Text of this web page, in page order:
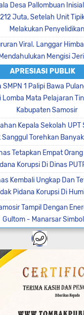
Desa Pallombuan
Juta, Setelah Unit
Melakukan Penyelidikan
Viral. Langgar
Mendahulukan Mengisi
APRESIASI PUBLIK
SMPN 1 Palipi Bawa
Lomba Mata Pelajaran
Kabupaten Samosir
Kepala Sekolah UPT
Sanggul Torehkan
Tetapkan Empat
Korupsi Di Dinas
Kembali Ungkap Dan
Pidana Korupsi Di
Tampil Dengan
Gultom - Manarsar